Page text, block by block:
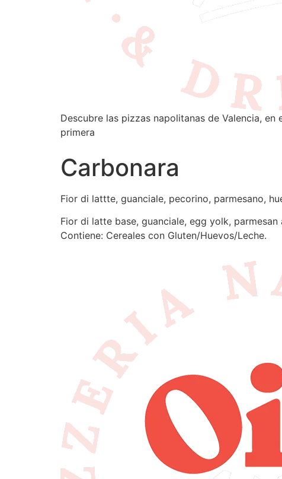
Descubre las pizzas napolitanas de Valencia,
primera
Carbonara
Fior di lattte, guanciale, pecorino, parmesano,
Fior di latte base, guanciale, egg yolk,
Contiene: Cereales con Gluten/Huevos/Leche.